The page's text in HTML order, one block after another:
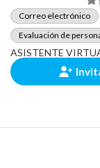
Correo electrónico
Evaluación de
ASISTENTE